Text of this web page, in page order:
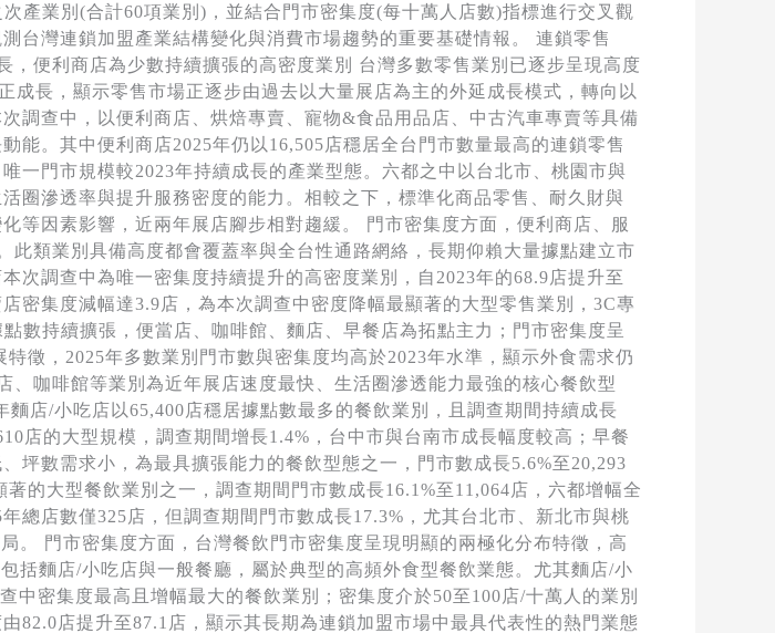
產業別(合計60項業別)，並結合門市密集度(每十萬人店數)指標進行交叉觀
台灣連鎖加盟產業結構變化與消費市場趨勢的重要基礎情報。 連鎖零售
便利商店為少數持續擴張的高密度業別 台灣多數零售業別已逐步呈現高度
成長，顯示零售市場正逐步由過去以大量展店為主的外延成長模式，轉向以
調查中，以便利商店、烘焙專賣、寵物&食品用品店、中古汽車專賣等具備
能。其中便利商店2025年仍以16,505店穩居全台門市數量最高的連鎖零售
一門市規模較2023年持續成長的產業型態。六都之中以台北市、桃園市與
圈滲透率與提升服務密度的能力。相較之下，標準化商品零售、耐久財與
等因素影響，近兩年展店腳步相對趨緩。 門市密集度方面，便利商店、服
類業別具備高度都會覆蓋率與全台性通路網絡，長期仰賴大量據點建立市
次調查中為唯一密集度持續提升的高密度業別，自2023年的68.9店提升至
密集度減幅達3.9店，為本次調查中密度降幅最顯著的大型零售業別，3C專
數持續擴張，便當店、咖啡館、麵店、早餐店為拓點主力；門市密集度呈
徵，2025年多數業別門市數與密集度均高於2023年水準，顯示外食需求仍
咖啡館等業別為近年展店速度最快、生活圈滲透能力最強的核心餐飲型
店/小吃店以65,400店穩居據點數最多的餐飲業別，且調查期間持續成長
店的大型規模，調查期間增長1.4%，台中市與台南市成長幅度較高；早餐
坪數需求小，為最具擴張能力的餐飲型態之一，門市數成長5.6%至20,293
的大型餐飲業別之一，調查期間門市數成長16.1%至11,064店，六都增幅全
總店數僅325店，但調查期間門市數成長17.3%，尤其台北市、新北市與桃
。 門市密集度方面，台灣餐飲門市密集度呈現明顯的兩極化分布特徵，高
括麵店/小吃店與一般餐廳，屬於典型的高頻外食型餐飲業態。尤其麵店/小
中密集度最高且增幅最大的餐飲業別；密集度介於50至100店/十萬人的業別
82.0店提升至87.1店，顯示其長期為連鎖加盟市場中最具代表性的熱門業態